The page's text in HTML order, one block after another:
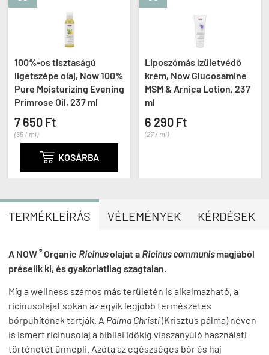
os tisztaságú
olaj, Now 100%
Moisturizing Evening
Oil, 237 ml
650 Ft
/ ml)
KOSÁRBA
Liposzómás ízületvédő
krém, Now Glucosamine
MSM & Arnica Lotion, 237
6 290 Ft
(27 / ml)
TERMÉKLEÍRÁS VÉLEMÉNYEK KÉRDÉSEK
A NOW ® Organic Ricinusolajat a Ricinus communismagjából
préselik ki, és gyakorlatilag szagtalan.
Míg a wellness számos más területén is alkalmazható, a
ricinusolajat sokan az egyik legjobb természetes
bőrpuhítónak tartják. A Palma Christi(Krisztus pálma) néven
is ismert ricinusolaj a bibliai időkig visszanyúló használati
történetét ünnepli. Azóta az egészséges bőr és haj